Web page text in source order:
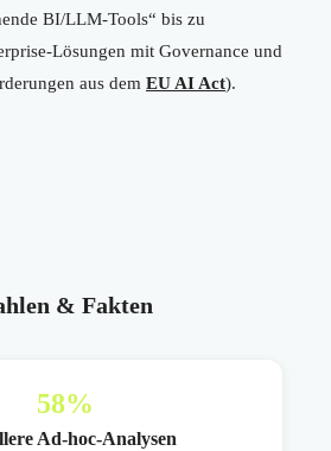
BI/LLM-Tools“ bis zu
Lösungen mit Governance und
aus dem EU AI Act).
& Fakten
58%
Ad-hoc-Analysen